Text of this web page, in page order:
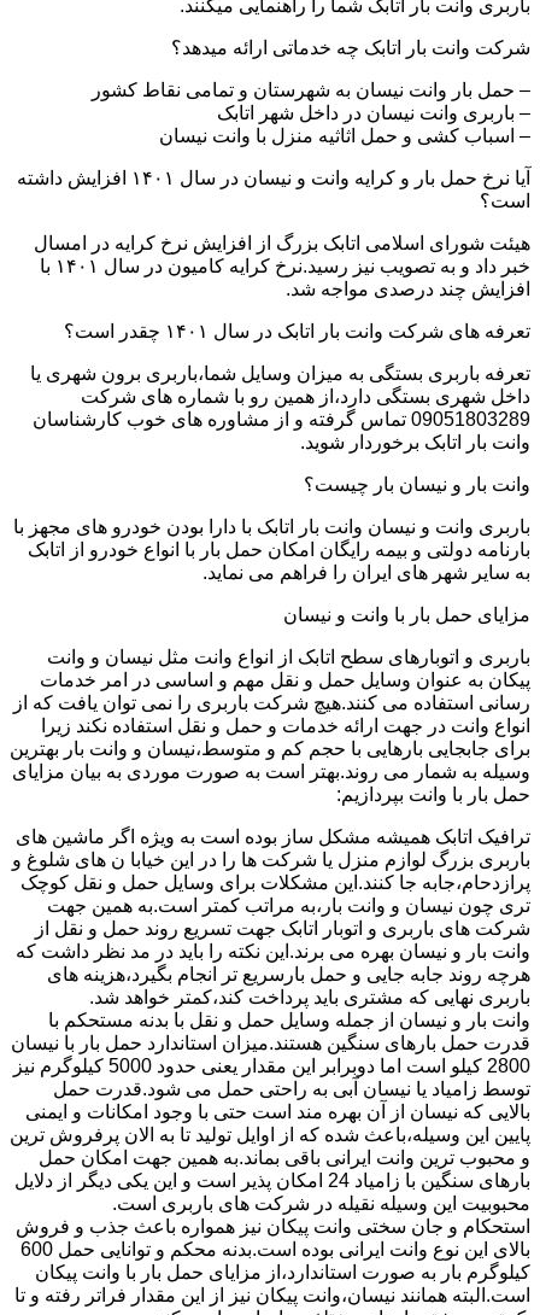
باربری وانت بار اتابک شما را راهنمایی میکنند.
شرکت وانت بار اتابک چه خدماتی ارائه میدهد؟
– حمل بار وانت نیسان به شهرستان و تمامی نقاط کشور
– باربری وانت نیسان در داخل شهر اتابک
– اسباب کشی و حمل اثاثیه منزل با وانت نیسان
آیا نرخ حمل بار و کرایه وانت و نیسان در سال ۱۴۰۱ افزایش داشته
است؟
هیئت شورای اسلامی اتابک بزرگ از افزایش نرخ کرایه در امسال
خبر داد و به تصویب نیز رسید.نرخ کرایه کامیون در سال ۱۴۰۱ با
افزایش چند درصدی مواجه شد.
تعرفه های شرکت وانت بار اتابک در سال ۱۴۰۱ چقدر است؟
تعرفه باربری بستگی به میزان وسایل شما،باربری برون شهری یا
داخل شهری بستگی دارد،از همین رو با شماره های شرکت
09051803289 تماس گرفته و از مشاوره های خوب کارشناسان
وانت بار اتابک برخوردار شوید.
وانت بار و نیسان بار چیست؟
باربری وانت و نیسان وانت بار اتابک با دارا بودن خودرو های مجهز با
بارنامه دولتی و بیمه رایگان امکان حمل بار با انواع خودرو از اتابک
به سایر شهر های ایران را فراهم می نماید.
مزایای حمل بار با وانت و نیسان
باربری و اتوبارهای سطح اتابک از انواع وانت مثل نیسان و وانت
پیکان به عنوان وسایل حمل و نقل مهم و اساسی در امر خدمات
رسانی استفاده می کنند.هیچ شرکت باربری را نمی توان یافت که از
انواع وانت در جهت ارائه خدمات و حمل و نقل استفاده نکند زیرا
برای جابجایی بارهایی با حجم کم و متوسط،نیسان و وانت بار بهترین
وسیله به شمار می روند.بهتر است به صورت موردی به بیان مزایای
حمل بار با وانت بپردازیم:
ترافیک اتابک همیشه مشکل ساز بوده است به ویژه اگر ماشین های
باربری بزرگ لوازم منزل یا شرکت ها را در این خیابا ن های شلوغ و
پرازدحام،جابه جا کنند.این مشکلات برای وسایل حمل و نقل کوچک
تری چون نیسان و وانت بار،به مراتب کمتر است.به همین جهت
شرکت های باربری و اتوبار اتابک جهت تسریع روند حمل و نقل از
وانت بار و نیسان بهره می برند.این نکته را باید در مد نظر داشت که
هرچه روند جابه جایی و حمل بارسریع تر انجام بگیرد،هزینه های
باربری نهایی که مشتری باید پرداخت کند،کمتر خواهد شد.
وانت بار و نیسان از جمله وسایل حمل و نقل با بدنه مستحکم با
قدرت حمل بارهای سنگین هستند.میزان استاندارد حمل بار با نیسان
2800 کیلو است اما دوبرابر این مقدار یعنی حدود 5000 کیلوگرم نیز
توسط زامیاد یا نیسان آبی به راحتی حمل می شود.قدرت حمل
بالایی که نیسان از آن بهره مند است حتی با وجود امکانات و ایمنی
پایین این وسیله،باعث شده که از اوایل تولید تا به الان پرفروش ترین
و محبوب ترین وانت ایرانی باقی بماند.به همین جهت امکان حمل
بارهای سنگین با زامیاد 24 امکان پذیر است و این یکی دیگر از دلایل
محبوبیت این وسیله نقیله در شرکت های باربری است.
استحکام و جان سختی وانت پیکان نیز همواره باعث جذب و فروش
بالای این نوع وانت ایرانی بوده است.بدنه محکم و توانایی حمل 600
کیلوگرم بار به صورت استاندارد،از مزایای حمل بار با وانت پیکان
است.البته همانند نیسان،وانت پیکان نیز از این مقدار فراتر رفته و تا